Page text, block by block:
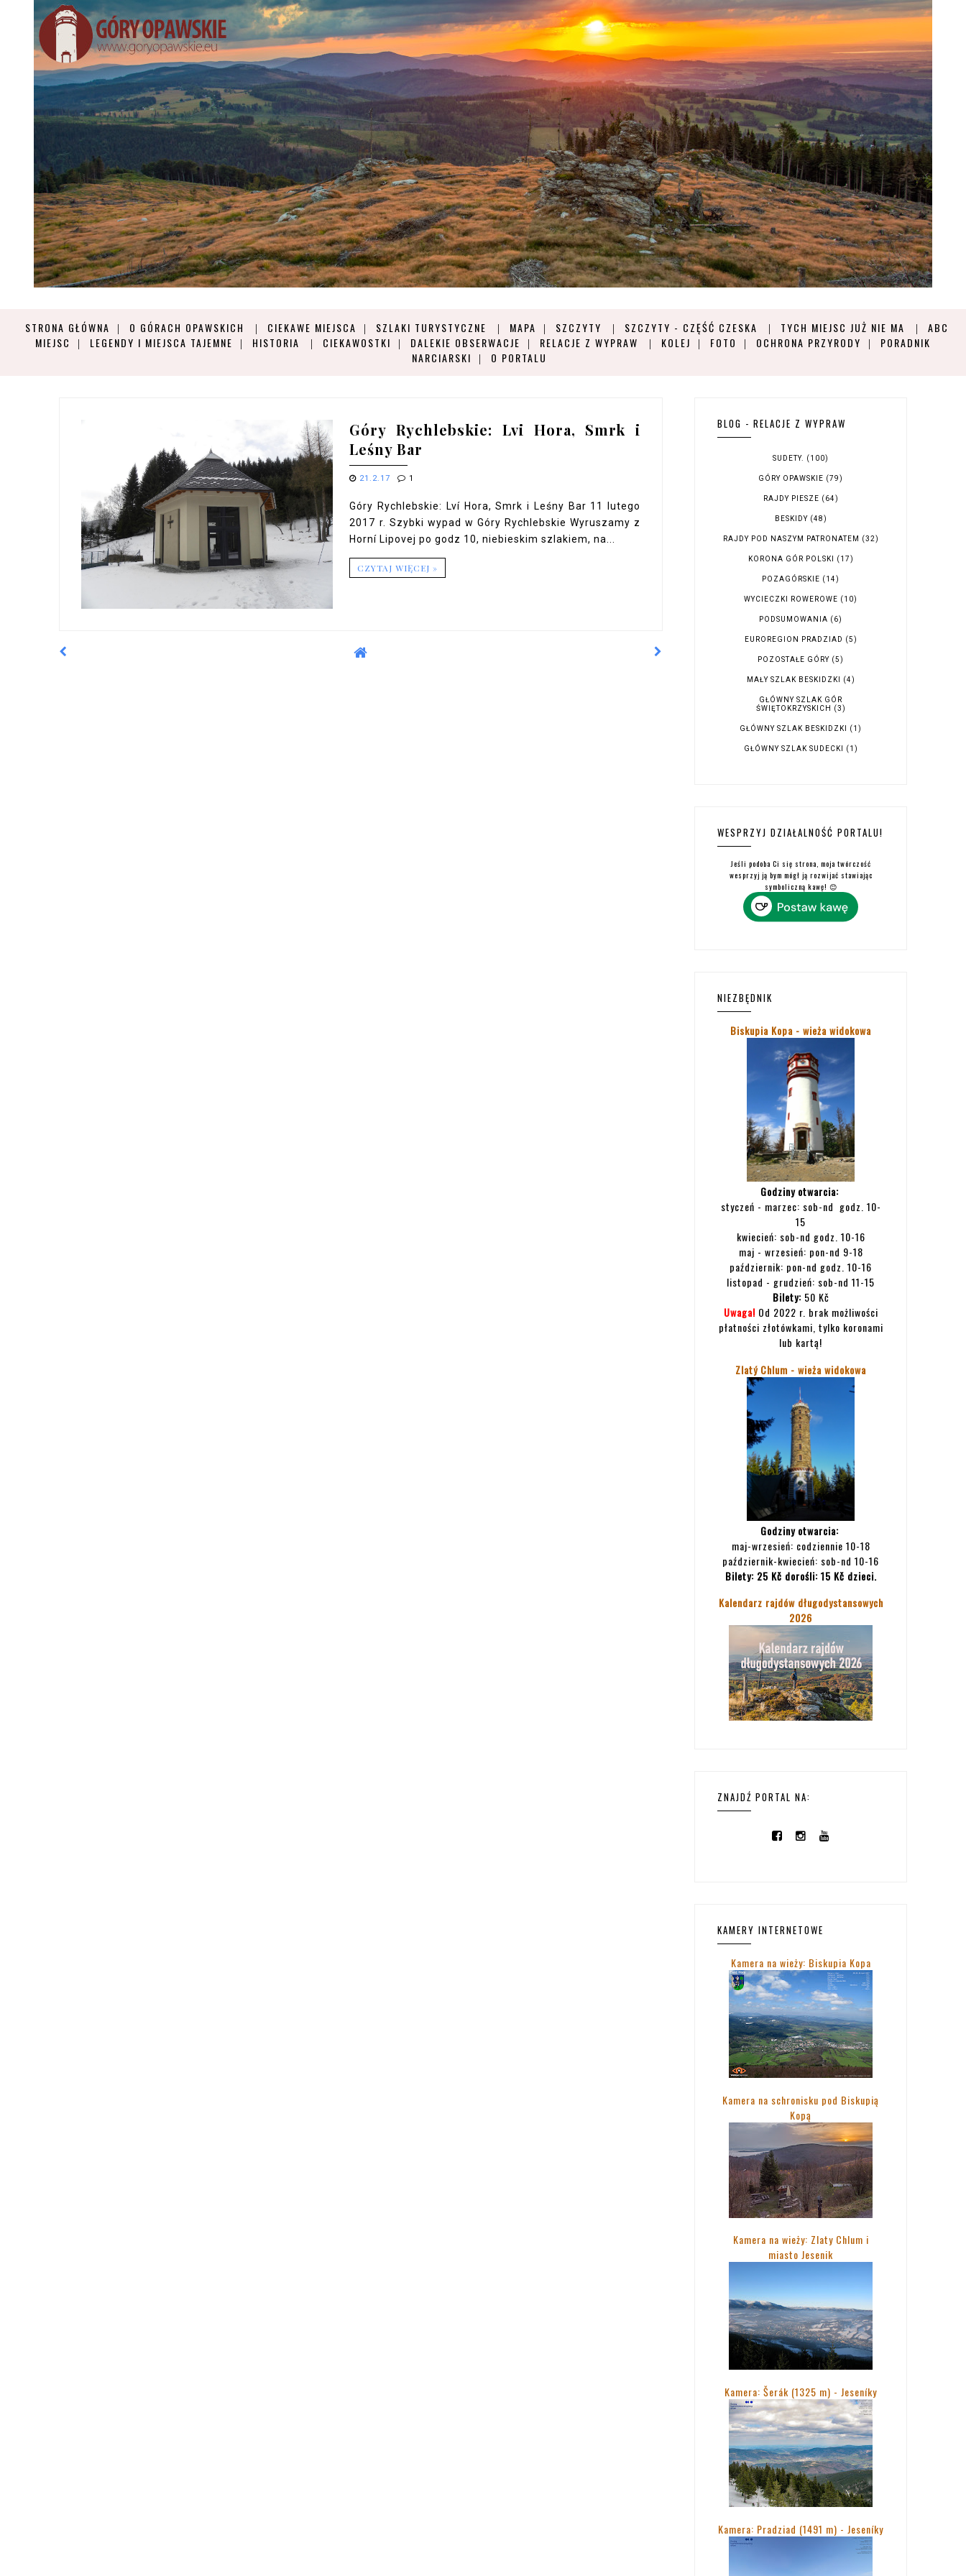
STRONA GŁÓWNA O GÓRACH OPAWSKICH CIEKAWE MIEJSCA SZLAKI TURYSTYCZNE MAPA SZCZYTY SZCZYTY - CZĘŚĆ CZESKA TYCH MIEJSC JUŻ NIE MA
ABC
MIEJSC
LEGENDY I MIEJSCA TAJEMNE HISTORIA CIEKAWOSTKI DALEKIE OBSERWACJE RELACJE Z WYPRAW KOLEJ FOTO OCHRONA PRZYRODY
PORADNIK
NARCIARSKI
O PORTALU
Góry Rychlebskie: Lvi Hora, Smrk i
Leśny Bar
21.2.17 1
Góry Rychlebskie: Lví Hora, Smrk i Leśny Bar 11 lutego
2017 r. Szybki wypad w Góry Rychlebskie Wyruszamy z
Horní Lipovej po godz 10, niebieskim szlakiem, na...
CZYTAJ WIĘCEJ »
BLOG - RELACJE Z WYPRAW
SUDETY. (100)
GÓRY OPAWSKIE (79)
RAJDY PIESZE (64)
BESKIDY (48)
RAJDY POD NASZYM PATRONATEM (32)
KORONA GÓR POLSKI (17)
POZAGÓRSKIE (14)
WYCIECZKI ROWEROWE (10)
PODSUMOWANIA (6)
EUROREGION PRADZIAD (5)
POZOSTAŁE GÓRY (5)
MAŁY SZLAK BESKIDZKI (4)
GŁÓWNY SZLAK GÓR
ŚWIĘTOKRZYSKICH
(3)
GŁÓWNY SZLAK BESKIDZKI (1)
GŁÓWNY SZLAK SUDECKI (1)
WESPRZYJ DZIAŁALNOŚĆ PORTALU!
Jeśli podoba Ci się strona, moja twórczość
wesprzyj ją bym mógł ją rozwijać stawiając
symboliczną kawę! 😊
NIEZBĘDNIK
Biskupia Kopa - wieża widokowa
Godziny otwarcia:
styczeń - marzec: sob-nd godz. 10-
15
kwiecień: sob-nd godz. 10-16
maj - wrzesień: pon-nd 9-18
październik: pon-nd godz. 10-16
listopad - grudzień: sob-nd 11-15
Bilety: 50 Kč
Uwaga! Od 2022 r. brak możliwości
płatności złotówkami, tylko koronami
lub kartą!
Zlatý Chlum - wieża widokowa
Godziny otwarcia:
maj-wrzesień: codziennie 10-18
październik-kwiecień: sob-nd 10-16
Bilety: 25 Kč dorośli: 15 Kč dzieci.
Kalendarz rajdów długodystansowych
2026
ZNAJDŹ PORTAL NA:
KAMERY INTERNETOWE
Kamera na wieży: Biskupia Kopa
Kamera na schronisku pod Biskupią
Kopą
Kamera na wieży: Zlaty Chlum i
miasto Jesenik
Kamera: Šerák (1325 m) - Jeseníky
Kamera: Pradziad (1491 m) - Jeseníky